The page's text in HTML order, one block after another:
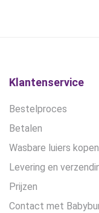
de
Klantenservice
Bestelproces
Betalen
Wasbare luiers
Levering en
Prijzen
Contact met